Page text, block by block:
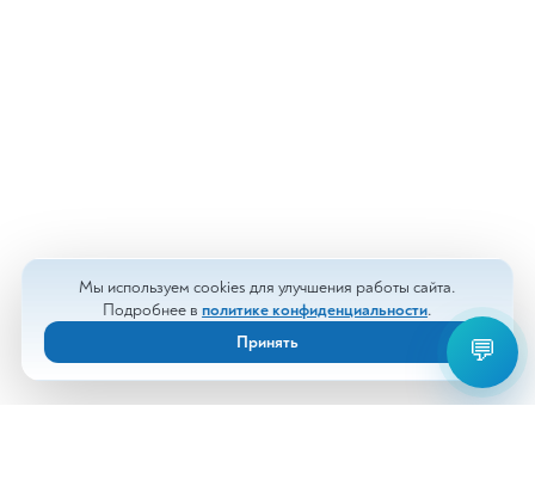
Мы используем cookies для улучшения работы сайта.
Подробнее в политике конфиденциальности.
Принять
💬